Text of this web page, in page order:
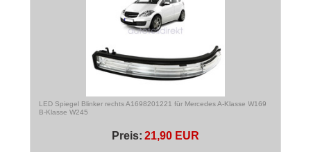
LED Spiegel Blinker rechts A1698201221 für Mercedes A-Klasse W169
B-Klasse W245
Preis: 21,90 EUR